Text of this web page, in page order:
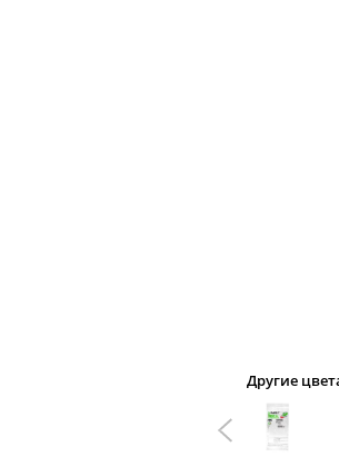
Другие